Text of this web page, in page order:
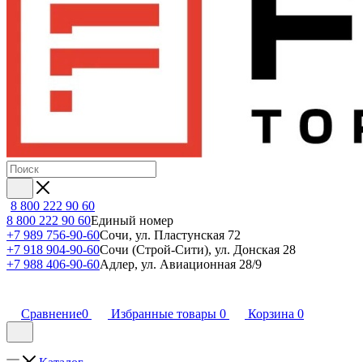
8 800 222 90 60
8 800 222 90 60Единый номер
+7 989 756-90-60Сочи, ул. Пластунская 72
+7 918 904-90-60Сочи (Строй-Сити), ул. Донская 28
+7 988 406-90-60Адлер, ул. Авиационная 28/9
Сравнение0 Избранные товары 0 Корзина 0